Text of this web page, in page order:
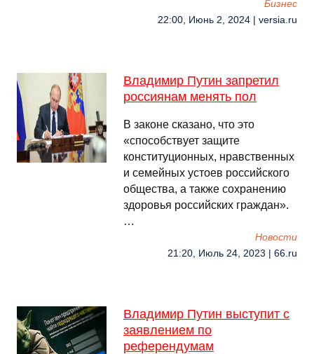
Бизнес
22:00, Июнь 2, 2024 | versia.ru
Владимир Путин запретил
россиянам менять пол
В законе сказано, что это
«способствует защите
конституционных, нравственных
и семейных устоев российского
общества, а также сохранению
здоровья российских граждан».
…
Новости
21:20, Июль 24, 2023 | 66.ru
Владимир Путин выступит с
заявлением по
референдумам